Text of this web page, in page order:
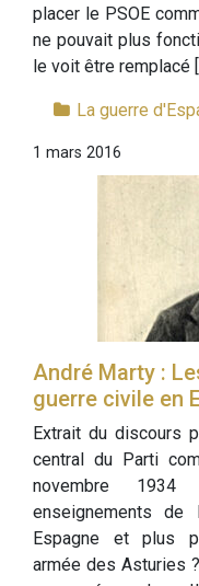
placer le PSOE
ne pouvait plus
le voit être remplacé
La guerre
1 mars 2016
André Marty :
guerre civile en
Extrait du discours
central du Parti
novembre
enseignements de
Espagne et plus
armée des Asturies